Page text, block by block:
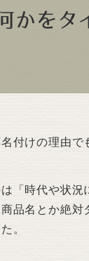
かをタ
付けの理由で
「時代や状況
品名とか絶対
。